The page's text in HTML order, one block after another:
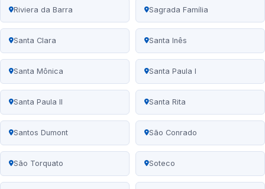
Riviera da Barra Sagrada Família
Santa Clara Santa Inês
Santa Mônica Santa Paula I
Santa Paula II Santa Rita
Santos Dumont São Conrado
São Torquato Soteco